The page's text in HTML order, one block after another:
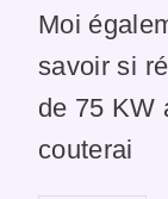
Moi
savoir si
de 75 KW
couterai